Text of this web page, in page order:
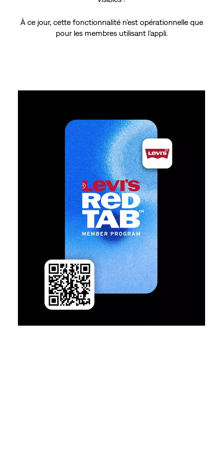
À ce jour, cette fonctionnalité n’est opérationnelle que
pour les membres utilisant l’appli.